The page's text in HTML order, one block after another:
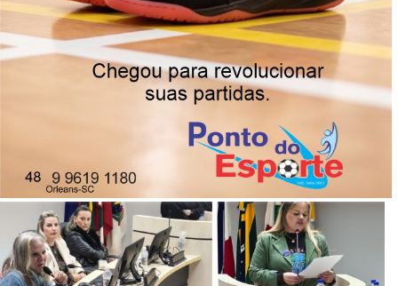
uso da tribuna na Casa
Legislativa em Orleans
Projetos, moção e indicações foram aprovados na 29ª
11/08/2025